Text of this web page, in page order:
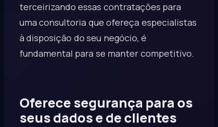
terceirizando essas contratações para
uma consultoria que ofereça especialistas
à disposição do seu negócio, é
fundamental para se manter competitivo.
Oferece segurança para os
seus dados e de clientes